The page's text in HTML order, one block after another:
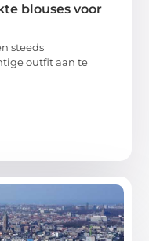
blouses voor
steeds
outfit aan te